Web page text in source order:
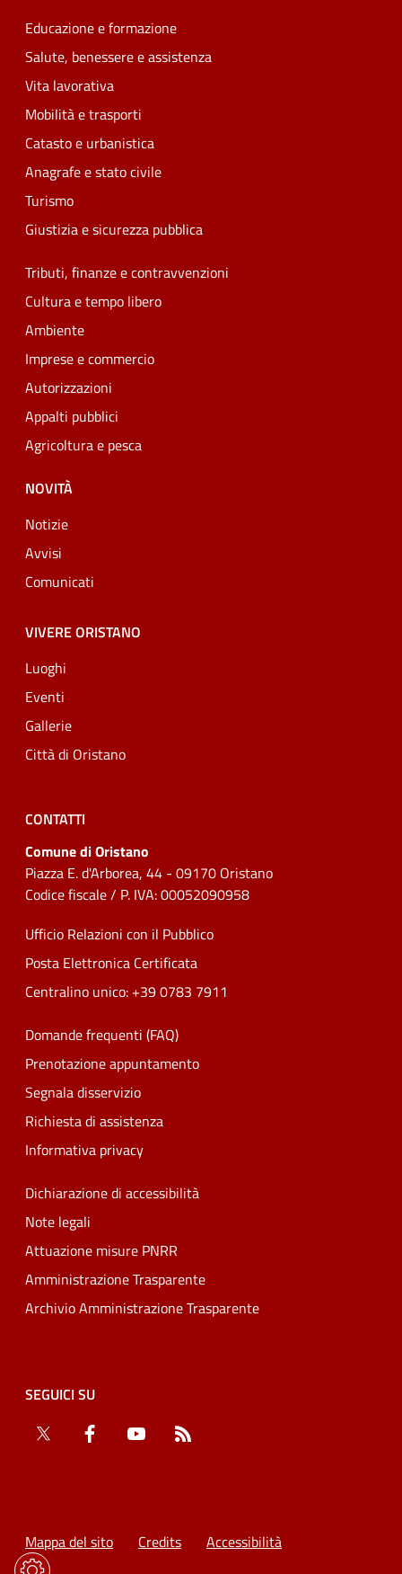
Educazione e formazione
Salute, benessere e assistenza
Vita lavorativa
Mobilità e trasporti
Catasto e urbanistica
Anagrafe e stato civile
Turismo
Giustizia e sicurezza pubblica
Tributi, finanze e contravvenzioni
Cultura e tempo libero
Ambiente
Imprese e commercio
Autorizzazioni
Appalti pubblici
Agricoltura e pesca
NOVITÀ
Notizie
Avvisi
Comunicati
VIVERE ORISTANO
Luoghi
Eventi
Gallerie
Città di Oristano
CONTATTI
Comune di Oristano
Piazza E. d'Arborea, 44 - 09170 Oristano
Codice fiscale / P. IVA: 00052090958
Ufficio Relazioni con il Pubblico
Posta Elettronica Certificata
Centralino unico: +39 0783 7911
Domande frequenti (FAQ)
Prenotazione appuntamento
Segnala disservizio
Richiesta di assistenza
Informativa privacy
Dichiarazione di accessibilità
Note legali
Attuazione misure PNRR
Amministrazione Trasparente
Archivio Amministrazione Trasparente
SEGUICI SU
Twitter
Facebook YouTube
Mappa del sito Credits Accessibilità